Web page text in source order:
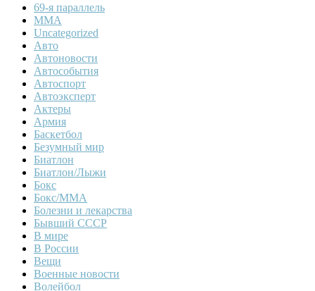
69-я параллель
MMA
Uncategorized
Авто
Автоновости
Автособытия
Автоспорт
Автоэксперт
Актеры
Армия
Баскетбол
Безумный мир
Биатлон
Биатлон/Лыжи
Бокс
Бокс/MMA
Болезни и лекарства
Бывший СССР
В мире
В России
Вещи
Военные новости
Волейбол